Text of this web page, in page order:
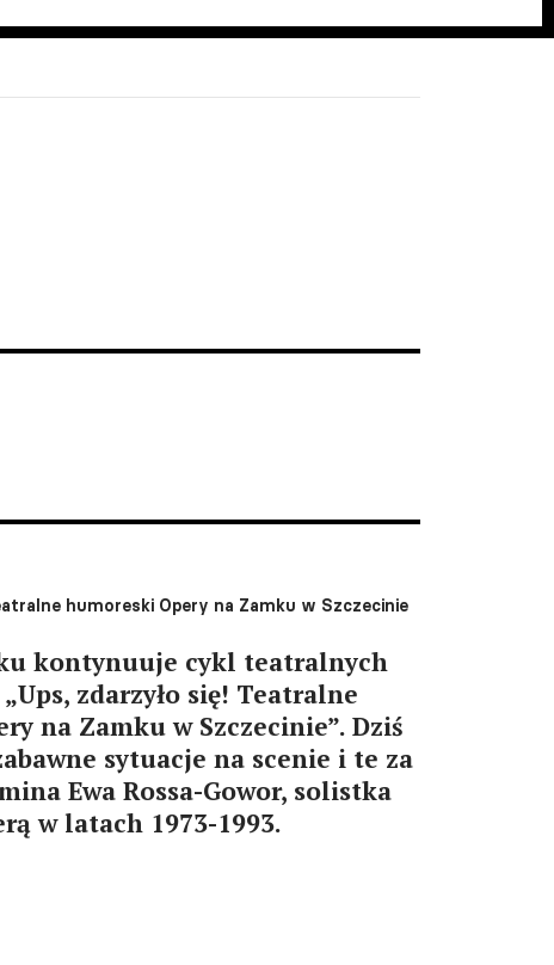
humoreski Opery na Zamku w Szczecinie
kontynuuje cykl teatralnych
zdarzyło się! Teatralne
na Zamku w Szczecinie”. Dziś
sytuacje na scenie i te za
Ewa Rossa-Gowor, solistka
w latach 1973-1993.